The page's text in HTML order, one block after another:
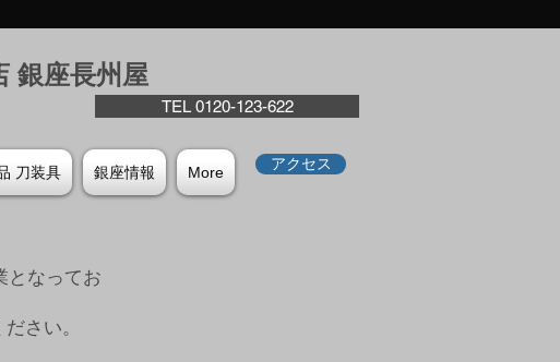
銀座⻑州屋
TEL 0120-123-622
刀装具 銀座情報 More アクセス
となってお
さい。